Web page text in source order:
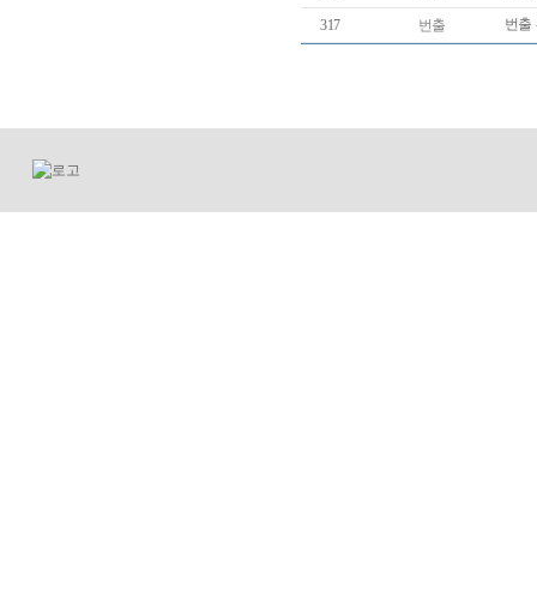
317 번출 번출